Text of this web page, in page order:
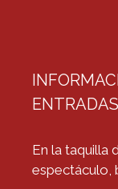
ENTRADAS
En la taquilla
espectáculo,